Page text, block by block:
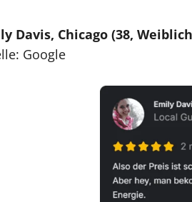
Davis, Chicago (38,
Google